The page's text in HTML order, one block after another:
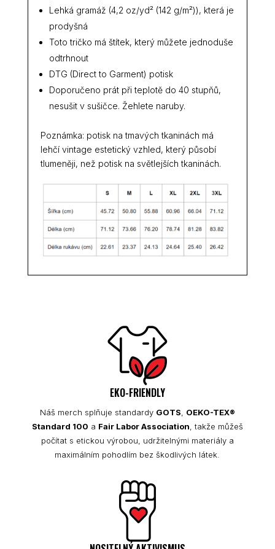
Lehká gramáž (4,2 oz/yd² (142 g/m²)), která je
prodyšná
Toto tričko má štítek, který můžete jednoduše
odtrhnout
DTG (Direct to Garment) potisk
Doporučeno prát při teplotě do 40 stupňů,
nesušit v sušičce. Žehlete naruby.
Poznámka: potisk na tmavých tkaninách má
lehčí vintage estetický vzhled, který působí
tlumeněji, než potisk na světlejších tkaninách.
EKO-FRIENDLY
Náš merch splňuje standardy GOTS
OEKO-TEX®
Standard 100 a Fair Labor Association , takže můžeš
počítat s etickou výrobou, udržitelnými materiály a
maximálním pohodlím bez škodlivých látek.